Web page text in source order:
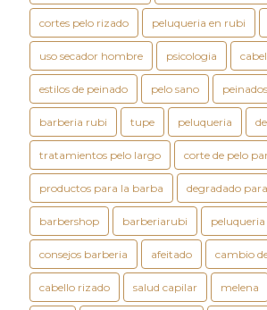
cortes pelo rizado peluqueria en rubi
uso secador hombre psicologia
estilos de peinado pelo sano
barberia rubi tupe peluqueria
tratamientos pelo largo corte de pelo
productos para la barba degradado
barbershop barberiarubi
consejos barberia afeitado cambio
cabello rizado salud capilar melena